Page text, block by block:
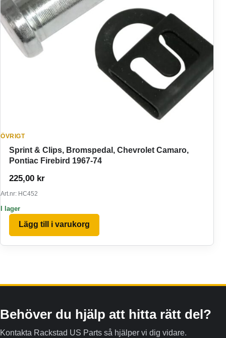
ÖVRIGT
Sprint & Clips, Bromspedal, Chevrolet Camaro,
Pontiac Firebird 1967-74
225,00 kr
Art.nr: HC452
I lager
Lägg till i varukorg
Behöver du hjälp att hitta rätt del?
Kontakta Rackstad US Parts så hjälper vi dig vidare.